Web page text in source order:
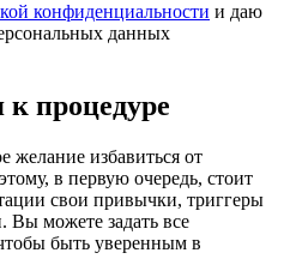
конфиденциальности и даю
данных
к процедуре
желание избавиться от
в первую очередь, стоит
свои привычки, триггеры
Вы можете задать все
быть уверенным в